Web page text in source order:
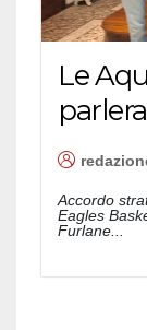
Le
Accordo
Eagles
Furlane...